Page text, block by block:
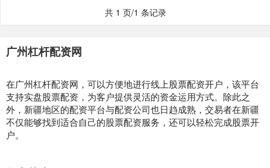
共 1 页/1 条记录
广州杠杆配资网
在广州杠杆配资网，可以方便地进行线上股票配资开户，该平台
支持实盘股票配资，为客户提供灵活的资金运用方式。除此之
外，新疆地区的配资平台与配资公司也日趋成熟，交易者在新疆
不仅能够找到适合自己的股票配资服务，还可以轻松完成股票开
户。